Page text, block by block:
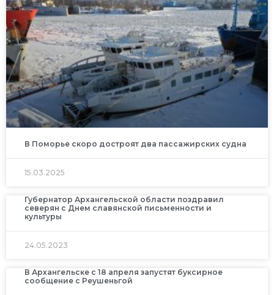
В Поморье скоро достроят два пассажирских судна
15.03.2025
Губернатор Архангельской области поздравил
северян с Днем славянской письменности и
культуры
24.05.2023
В Архангельске с 18 апреля запустят буксирное
сообщение с Реушеньгой